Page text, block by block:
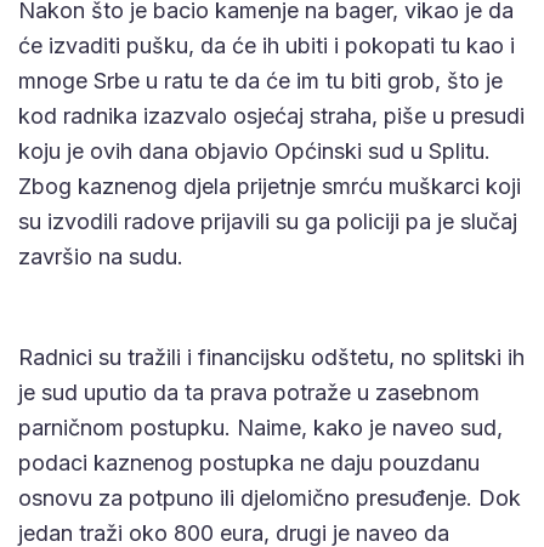
Nakon što je bacio kamenje na bager, vikao je da
će izvaditi pušku, da će ih ubiti i pokopati tu kao i
mnoge Srbe u ratu te da će im tu biti grob, što je
kod radnika izazvalo osjećaj straha, piše u presudi
koju je ovih dana objavio Općinski sud u Splitu.
Zbog kaznenog djela prijetnje smrću muškarci koji
su izvodili radove prijavili su ga policiji pa je slučaj
završio na sudu.
Radnici su tražili i financijsku odštetu, no splitski ih
je sud uputio da ta prava potraže u zasebnom
parničnom postupku. Naime, kako je naveo sud,
podaci kaznenog postupka ne daju pouzdanu
osnovu za potpuno ili djelomično presuđenje. Dok
jedan traži oko 800 eura, drugi je naveo da